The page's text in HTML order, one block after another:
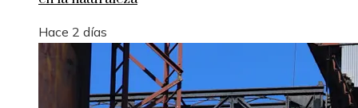
Hace 2 días